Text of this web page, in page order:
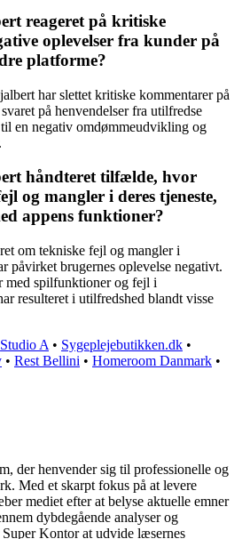
reageret på kritiske
oplevelser fra kunder på
platforme?
har slettet kritiske kommentarer på
på henvendelser fra utilfredse
en negativ omdømmeudvikling og
håndteret tilfælde, hvor
og mangler i deres tjeneste,
appens funktioner?
om tekniske fejl og mangler i
påvirket brugernes oplevelse negativt.
spilfunktioner og fejl i
resulteret i utilfredshed blandt visse
Studio A • Sygeplejebutikken.dk •
• Rest Bellini • Homeroom Danmark •
der henvender sig til professionelle og
Med et skarpt fokus på at levere
mediet efter at belyse aktuelle emner
dybdegående analyser og
Kontor at udvide læsernes